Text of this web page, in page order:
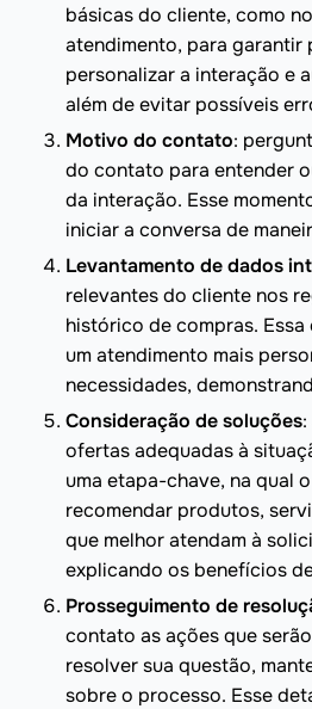
básicas do cliente, como
atendimento, para garantir
personalizar a interação e
além de evitar possíveis
Motivo do contato:
do contato para entender
da interação. Esse
iniciar a conversa de
Levantamento de dados
relevantes do cliente nos
histórico de compras.
um atendimento mais
necessidades,
Consideração de soluções
ofertas adequadas à
uma etapa-chave, na qual
recomendar produtos,
que melhor atendam à
explicando os benefícios
Prosseguimento de
contato as ações que
resolver sua questão,
sobre o processo. Esse